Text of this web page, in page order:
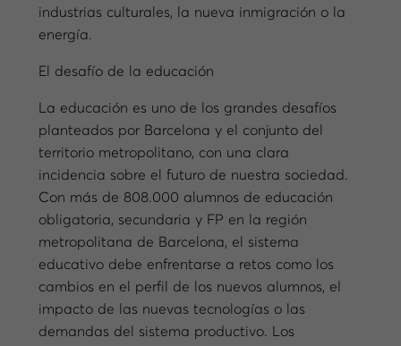
industrias culturales, la nueva inmigración o la
energía.
El desafío de la educación
La educación es uno de los grandes desafíos
planteados por Barcelona y el conjunto del
territorio metropolitano, con una clara
incidencia sobre el futuro de nuestra sociedad.
Con más de 808.000 alumnos de educación
obligatoria, secundaria y FP en la región
metropolitana de Barcelona, el sistema
educativo debe enfrentarse a retos como los
cambios en el perfil de los nuevos alumnos, el
impacto de las nuevas tecnologías o las
demandas del sistema productivo. Los